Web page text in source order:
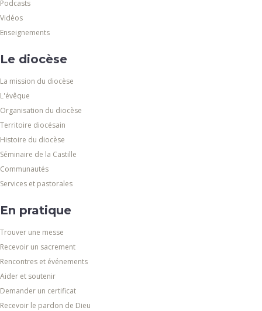
Podcasts
Vidéos
Enseignements
Le diocèse
La mission du diocèse
L'évêque
Organisation du diocèse
Territoire diocésain
Histoire du diocèse
Séminaire de la Castille
Communautés
Services et pastorales
En pratique
Trouver une messe
Recevoir un sacrement
Rencontres et événements
Aider et soutenir
Demander un certificat
Recevoir le pardon de Dieu